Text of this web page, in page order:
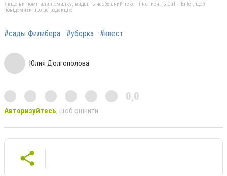
Якщо ви помітили помилку, виділіть необхідний текст і натисніть Ctrl + Enter, щоб
повідомити про це редакцію
#сады Филибера #уборка #квест
Юлия Долгополова
0,0
Авторизуйтесь, щоб оцінити